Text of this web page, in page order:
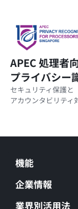
APEC 処理者
プライバシー
セキュリティ保護と
アカウンタビリティ
機能
企業情報
業界別活用法